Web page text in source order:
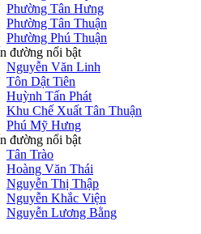
Phường Tân Hưng
Phường Tân Thuận
Phường Phú Thuận
đường nổi bật
Nguyễn Văn Linh
Tôn Dật Tiên
Huỳnh Tấn Phát
Khu Chế Xuất Tân Thuận
Phú Mỹ Hưng
đường nổi bật
Tân Trào
Hoàng Văn Thái
Nguyễn Thị Thập
Nguyễn Khắc Viện
Nguyễn Lương Bằng